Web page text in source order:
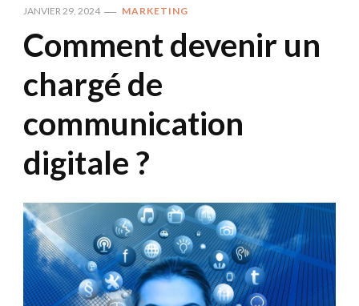
JANVIER 29, 2024 MARKETING
Comment devenir un
chargé de
communication
digitale ?